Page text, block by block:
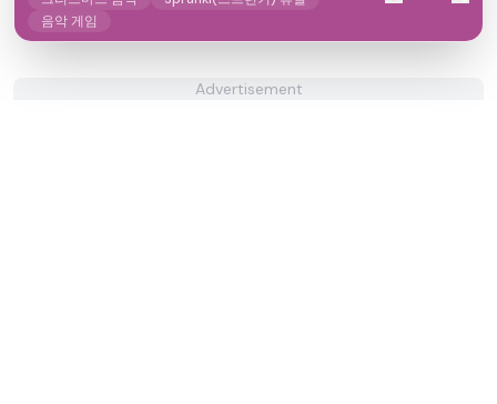
음악 게임
Advertisement